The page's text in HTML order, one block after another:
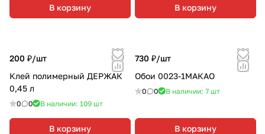
В корзину В корзину
200 ₽/шт
Клей полимерный ДЕРЖАК
0,45 л
0 0 В наличии: 109 шт
В корзину
730 ₽/шт
Обои 0023-1МАКАО
0 0 В наличии: 7 шт
В корзину